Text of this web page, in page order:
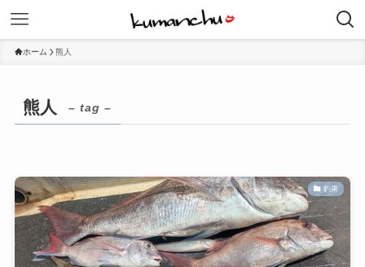
ホーム 熊人
熊人 – tag –
釣果